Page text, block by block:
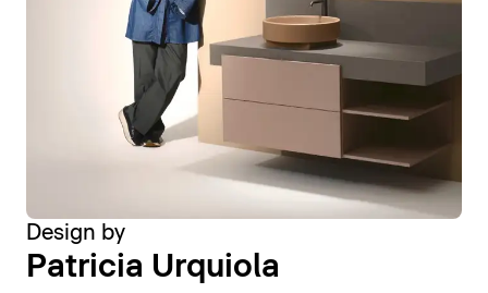
Design by
Patricia Urquiola